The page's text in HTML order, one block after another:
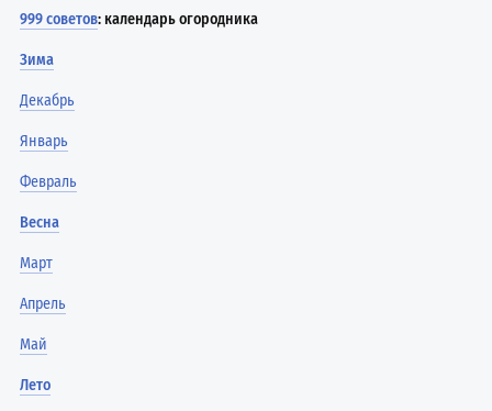
999 советов: календарь огородника
Зима
Декабрь
Январь
Февраль
Весна
Март
Апрель
Май
Лето